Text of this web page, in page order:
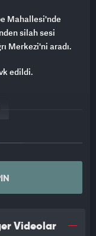
Mahallesi'nde
silah sesi
Merkezi'ni aradı.
edildi.
durulan
incelemeler
görev
Videolar